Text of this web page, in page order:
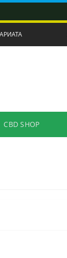
CBD SHOP